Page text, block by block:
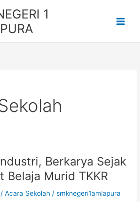
1
Berkarya Sejak
Belaja Murid TKKR
/Acara Sekolah /smknegeri1amlapura